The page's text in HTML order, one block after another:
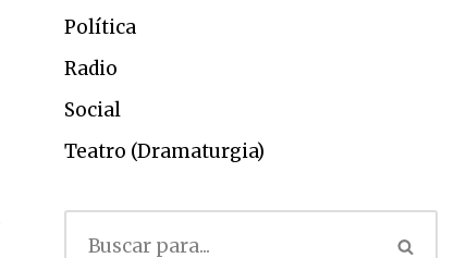
Política
Radio
Social
Teatro (Dramaturgia)